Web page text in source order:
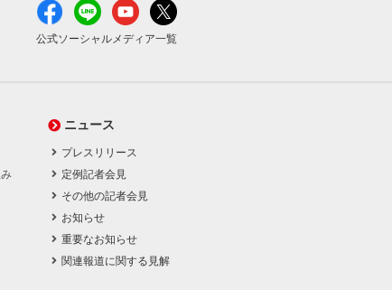
公式ソーシャルメディア一覧
ニュース
プレスリリース
定例記者会見
その他の記者会見
お知らせ
重要なお知らせ
関連報道に関する見解